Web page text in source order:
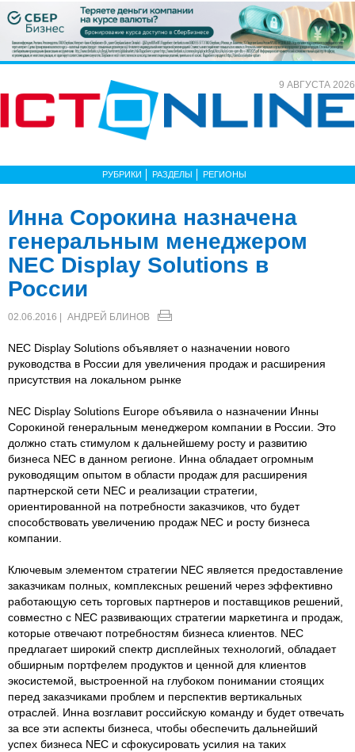
9 АВГУСТА 2026
РУБРИКИ РАЗДЕЛЫ РЕГИОНЫ
Инна Сорокина назначена
генеральным менеджером
NEC Display Solutions в
России
02.06.2016 | АНДРЕЙ БЛИНОВ
NEC Display Solutions объявляет о назначении нового
руководства в России для увеличения продаж и расширения
присутствия на локальном рынке
NEC Display Solutions Europe объявила о назначении Инны
Сорокиной генеральным менеджером компании в России. Это
должно стать стимулом к дальнейшему росту и развитию
бизнеса NEC в данном регионе. Инна обладает огромным
руководящим опытом в области продаж для расширения
партнерской сети NEC и реализации стратегии,
ориентированной на потребности заказчиков, что будет
способствовать увеличению продаж NEC и росту бизнеса
компании.
Ключевым элементом стратегии NEC является предоставление
заказчикам полных, комплексных решений через эффективно
работающую сеть торговых партнеров и поставщиков решений,
совместно с NEC развивающих стратегии маркетинга и продаж,
которые отвечают потребностям бизнеса клиентов. NEC
предлагает широкий спектр дисплейных технологий, обладает
обширным портфелем продуктов и ценной для клиентов
экосистемой, выстроенной на глубоком понимании стоящих
перед заказчиками проблем и перспектив вертикальных
отраслей. Инна возглавит российскую команду и будет отвечать
за все эти аспекты бизнеса, чтобы обеспечить дальнейший
успех бизнеса NEC и сфокусировать усилия на таких